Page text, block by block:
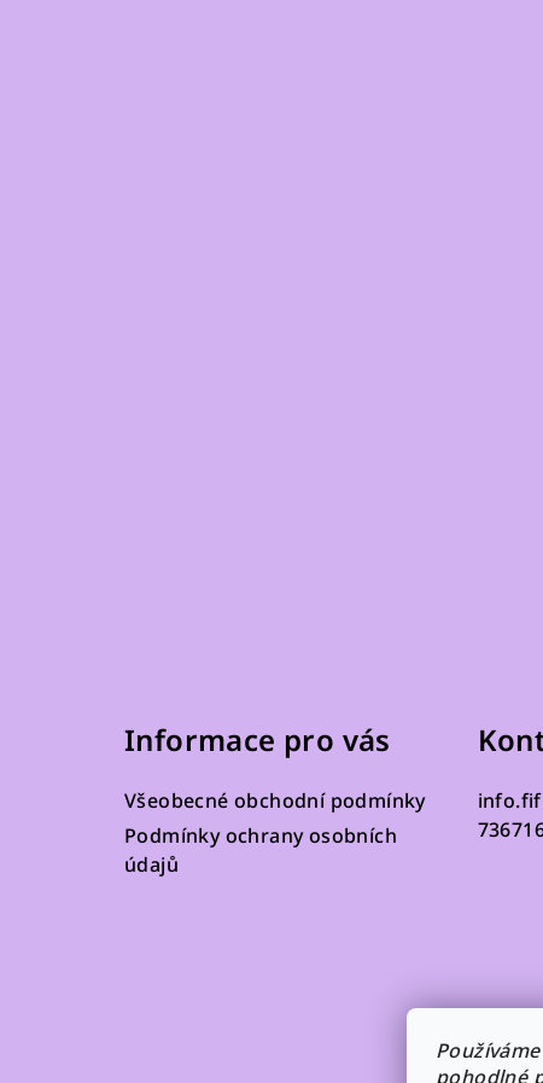
pohodlné
Informace pro vás
Všeobecné obchodní podmínky
Podmínky ochrany osobních
údajů